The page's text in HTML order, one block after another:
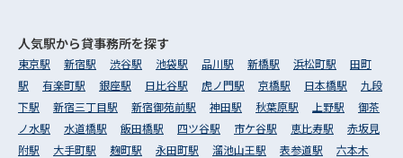
人気駅から貸事務所を探す
東京駅 新宿駅 渋谷駅 池袋駅 品川駅 新橋駅 浜松町駅
田町
駅
有楽町駅 銀座駅 日比谷駅 虎ノ門駅 京橋駅 日本橋駅
九段
下駅
新宿三丁目駅 新宿御苑前駅 神田駅 秋葉原駅 上野駅
御茶
ノ水駅
水道橋駅 飯田橋駅 四ツ谷駅 市ケ谷駅 恵比寿駅
赤坂見
附駅
大手町駅 麹町駅 永田町駅 溜池山王駅 表参道駅
六本木